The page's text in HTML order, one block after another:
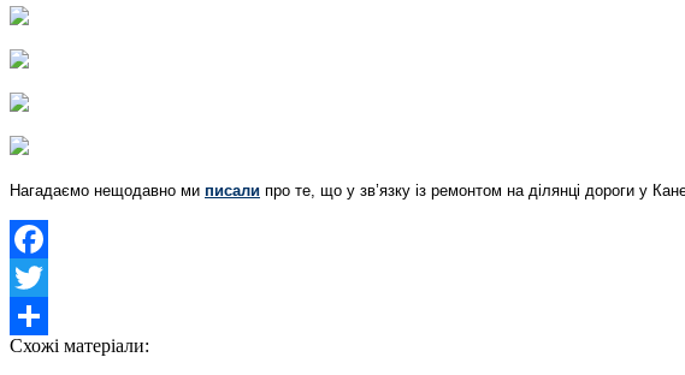
Нагадаємо нещодавно ми писали про те, що у зв’язку із ремонтом на ділянці дороги у
Facebook
Twitter
Share
Схожі матеріали: